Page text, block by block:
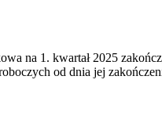
na 1. kwartał 2025
od dnia jej